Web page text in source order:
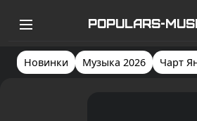
POPULARS-
Новинки Музыка 2026 Чарт